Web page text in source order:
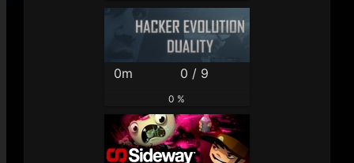
0m 0 / 9
0 %